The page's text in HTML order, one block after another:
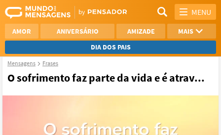
MENU
AMOR ANIVERSÁRIO AMIZADE
MAIS
DIA DOS PAIS
REFLEXÃO
AGRADECIMENTO
Mensagens Frases
O sofrimento faz parte da vida e é atrav...